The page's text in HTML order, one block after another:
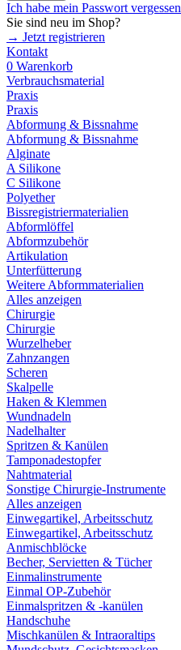
Ich habe mein Passwort vergessen
Sie sind neu im Shop?
→ Jetzt registrieren
Kontakt
0 Warenkorb
Verbrauchsmaterial
Praxis
Praxis
Abformung & Bissnahme
Abformung & Bissnahme
Alginate
A Silikone
C Silikone
Polyether
Bissregistriermaterialien
Abformlöffel
Abformzubehör
Artikulation
Unterfütterung
Weitere Abformmaterialien
Alles anzeigen
Chirurgie
Chirurgie
Wurzelheber
Zahnzangen
Scheren
Skalpelle
Haken & Klemmen
Wundnadeln
Nadelhalter
Spritzen & Kanülen
Tamponadestopfer
Nahtmaterial
Sonstige Chirurgie-Instrumente
Alles anzeigen
Einwegartikel, Arbeitsschutz
Einwegartikel, Arbeitsschutz
Anmischblöcke
Becher, Servietten & Tücher
Einmalinstrumente
Einmal OP-Zubehör
Einmalspritzen & -kanülen
Handschuhe
Mischkanülen & Intraoraltips